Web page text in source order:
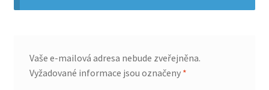
Vaše e-mailová adresa nebude zveřejněna.
Vyžadované informace jsou označeny *